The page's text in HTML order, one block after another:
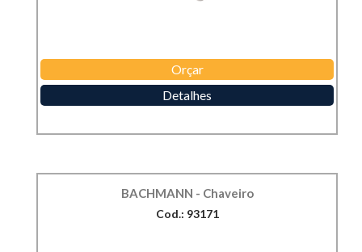
Orçar
Detalhes
BACHMANN - Chaveiro
Cod.: 93171